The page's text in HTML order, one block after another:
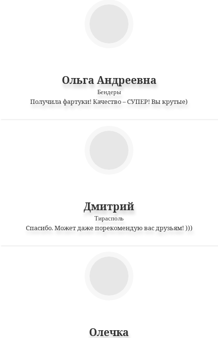
Ольга Андреевна
Бендеры
Получила фартуки! Качество – СУПЕР! Вы крутые)
Дмитрий
Тирасполь
Спасибо. Может даже порекомендую вас друзьям! )))
Олечка